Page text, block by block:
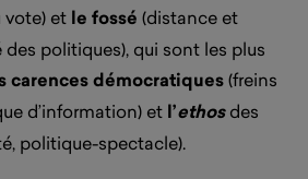
et le fossé (distance et
politiques), qui sont les plus
carences démocratiques(freins
d’information) et l’ethos des
politique-spectacle).